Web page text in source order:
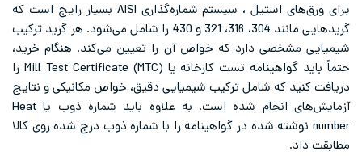
برای ورق‌های استیل ، سیستم شماره‌گذاری AISI بسیار رایج است که
گریدهایی مانند 304، 316، 321 و 430 را شامل می‌شود. هر گرید ترکیب
شیمیایی مشخصی دارد که خواص آن را تعیین می‌کند. هنگام خرید،
حتماً باید گواهینامه تست کارخانه یا Mill Test Certificate (MTC) را
دریافت کنید که شامل ترکیب شیمیایی دقیق، خواص مکانیکی و نتایج
آزمایش‌های انجام شده است. به علاوه باید شماره ذوب یا Heat
number نوشته شده در گواهینامه را با شماره ذوب درج شده روی کالا
مطابقت داد.